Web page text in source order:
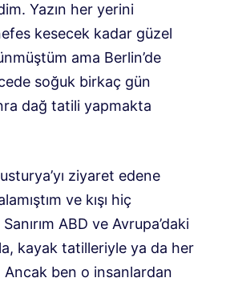
Yazın her yerini
kesecek kadar güzel
ama Berlin’de
soğuk birkaç gün
dağ tatili yapmakta
ziyaret edene
ve kışı hiç
ABD ve Avrupa’daki
kayak tatilleriyle ya da her
Ancak ben o insanlardan